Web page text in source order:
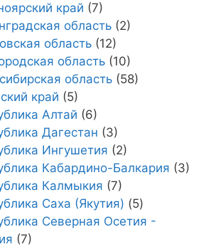
край (7)
область(2)
область(12)
область(10)
область(58)
край (5)
Алтай (6)
Дагестан (3)
Ингушетия (2)
Кабардино-Балкария (3)
Калмыкия (7)
Саха (Якутия) (5)
Северная Осетия -
(7)